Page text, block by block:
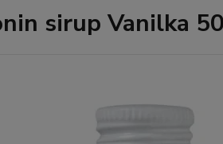
sirup Vanilka